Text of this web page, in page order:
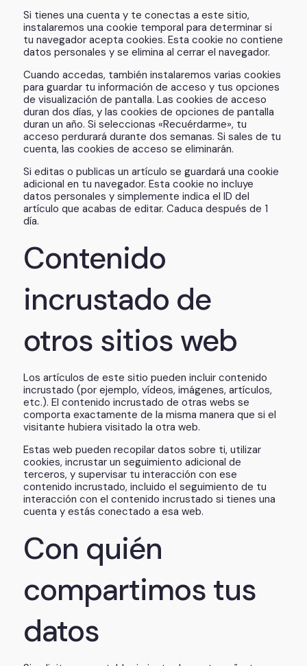
Si tienes una cuenta y te conectas a este sitio,
instalaremos una cookie temporal para determinar si
tu navegador acepta cookies. Esta cookie no contiene
datos personales y se elimina al cerrar el navegador.
Cuando accedas, también instalaremos varias cookies
para guardar tu información de acceso y tus opciones
de visualización de pantalla. Las cookies de acceso
duran dos días, y las cookies de opciones de pantalla
duran un año. Si seleccionas «Recuérdarme», tu
acceso perdurará durante dos semanas. Si sales de tu
cuenta, las cookies de acceso se eliminarán.
Si editas o publicas un artículo se guardará una cookie
adicional en tu navegador. Esta cookie no incluye
datos personales y simplemente indica el ID del
artículo que acabas de editar. Caduca después de 1
día.
Contenido
incrustado de
otros sitios web
Los artículos de este sitio pueden incluir contenido
incrustado (por ejemplo, vídeos, imágenes, artículos,
etc.). El contenido incrustado de otras webs se
comporta exactamente de la misma manera que si el
visitante hubiera visitado la otra web.
Estas web pueden recopilar datos sobre ti, utilizar
cookies, incrustar un seguimiento adicional de
terceros, y supervisar tu interacción con ese
contenido incrustado, incluido el seguimiento de tu
interacción con el contenido incrustado si tienes una
cuenta y estás conectado a esa web.
Con quién
compartimos tus
datos